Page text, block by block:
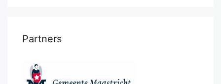
Partners